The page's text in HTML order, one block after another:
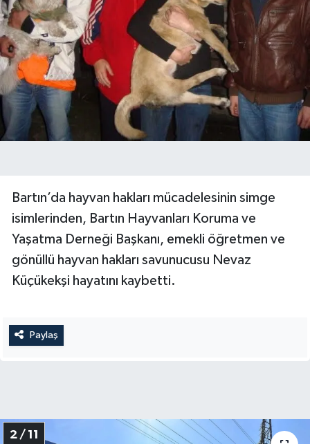
Bartın’da hayvan hakları mücadelesinin simge
isimlerinden, Bartın Hayvanları Koruma ve
Yaşatma Derneği Başkanı, emekli öğretmen ve
gönüllü hayvan hakları savunucusu Nevaz
Küçükekşi hayatını kaybetti.
Paylaş
2 / 11